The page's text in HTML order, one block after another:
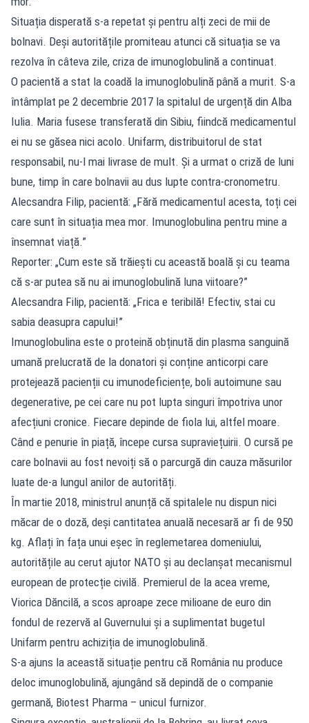
Situația disperată s-a repetat și pentru alți zeci de mii de
bolnavi. Deși autoritățile promiteau atunci că situația se va
rezolva în câteva zile, criza de imunoglobulină a continuat.
O pacientă a stat la coadă la imunoglobulină până a murit. S-a
întâmplat pe 2 decembrie 2017 la spitalul de urgență din Alba
Iulia. Maria fusese transferată din Sibiu, fiindcă medicamentul
ei nu se găsea nici acolo. Unifarm, distribuitorul de stat
responsabil, nu-l mai livrase de mult. Și a urmat o criză de luni
bune, timp în care bolnavii au dus lupte contra-cronometru.
Alecsandra Filip, pacientă: „Fără medicamentul acesta, toți cei
care sunt în situația mea mor. Imunoglobulina pentru mine a
însemnat viață.”
Reporter: „Cum este să trăiești cu această boală și cu teama
că s-ar putea să nu ai imunoglobulină luna viitoare?”
Alecsandra Filip, pacientă: „Frica e teribilă! Efectiv, stai cu
sabia deasupra capului!”
Imunoglobulina este o proteină obținută din plasma sanguină
umană prelucrată de la donatori și conține anticorpi care
protejează pacienții cu imunodeficiențe, boli autoimune sau
degenerative, pe cei care nu pot lupta singuri împotriva unor
afecțiuni cronice. Fiecare depinde de fiola lui, altfel moare.
Când e penurie în piață, începe cursa supraviețuirii. O cursă pe
care bolnavii au fost nevoiți să o parcurgă din cauza măsurilor
luate de-a lungul anilor de autorități.
În martie 2018, ministrul anunță că spitalele nu dispun nici
măcar de o doză, deși cantitatea anuală necesară ar fi de 950
kg. Aflați în fața unui eșec în reglemetarea domeniului,
autoritățile au cerut ajutor NATO și au declanșat mecanismul
european de protecție civilă. Premierul de la acea vreme,
Viorica Dăncilă, a scos aproape zece milioane de euro din
fondul de rezervă al Guvernului și a suplimentat bugetul
Unifarm pentru achiziția de imunoglobulină.
S-a ajuns la această situație pentru că România nu produce
deloc imunoglobulină, ajungând să depindă de o companie
germană, Biotest Pharma – unicul furnizor.